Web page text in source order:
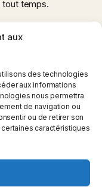
aux
des technologies
aux informations
nous permettra
de navigation ou
ou de retirer son
caractéristiques
tout temps.
Gruyère - Site